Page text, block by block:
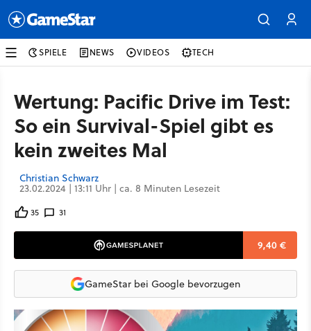
SPIELE NEWS VIDEOS TECH
Wertung: Pacific Drive im Test:
So ein Survival-Spiel gibt es
kein zweites Mal
Christian Schwarz
23.02.2024 | 13:11 Uhr | ca. 8 Minuten Lesezeit
35 31
9,40 €
GameStar bei Google bevorzugen